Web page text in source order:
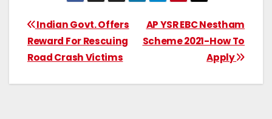
AP YSR EBC Nestham
Scheme 2021-How To
Apply
Indian Govt. Offers
Reward For Rescuing
Road Crash Victims